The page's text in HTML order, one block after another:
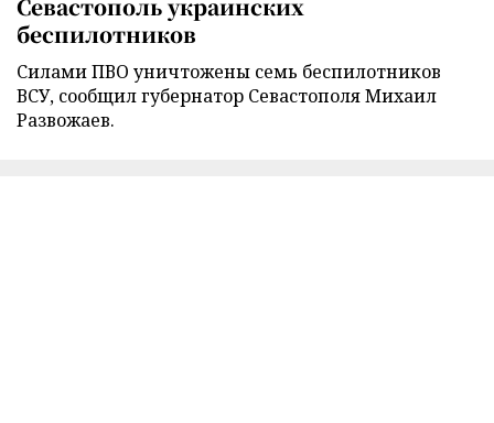
беспилотников
Силами ПВО уничтожены семь беспилотников
ВСУ, сообщил губернатор Севастополя Михаил
Развожаев.